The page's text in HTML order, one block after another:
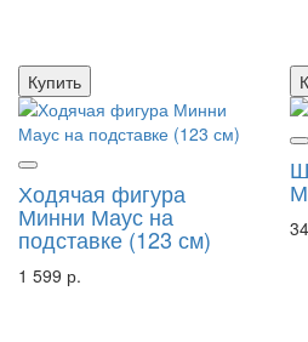
Купить
Ходячая фигура
Минни Маус на
подставке (123 см)
1 599 р.